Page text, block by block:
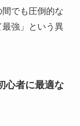
でも圧倒的な
強」という異
心者に最適な